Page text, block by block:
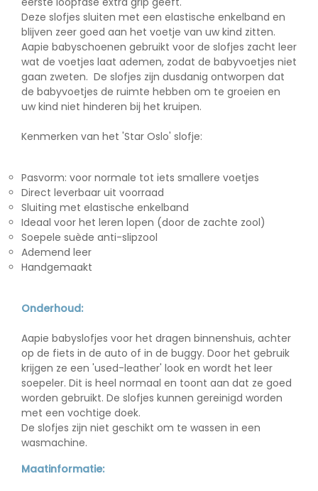
Deze slofjes sluiten met een elastische enkelband en
blijven zeer goed aan het voetje van uw kind zitten.
Aapie babyschoenen gebruikt voor de slofjes zacht leer
wat de voetjes laat ademen, zodat de babyvoetjes niet
gaan zweten. De slofjes zijn dusdanig ontworpen dat
de babyvoetjes de ruimte hebben om te groeien en
uw kind niet hinderen bij het kruipen.
Kenmerken van het 'Star Oslo' slofje:
Pasvorm: voor normale tot iets smallere voetjes
Direct leverbaar uit voorraad
Sluiting met elastische enkelband
Ideaal voor het leren lopen (door de zachte zool)
Soepele suède anti-slipzool
Ademend leer
Handgemaakt
Onderhoud:
Aapie babyslofjes voor het dragen binnenshuis, achter
op de fiets in de auto of in de buggy. Door het gebruik
krijgen ze een 'used-leather' look en wordt het leer
soepeler. Dit is heel normaal en toont aan dat ze goed
worden gebruikt. De slofjes kunnen gereinigd worden
met een vochtige doek.
De slofjes zijn niet geschikt om te wassen in een
wasmachine.
Maatinformatie: